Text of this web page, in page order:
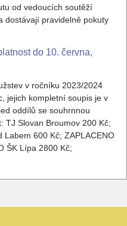
od vedoucích soutěží
dostávají pravidelně pokuty
do 10. června,
v ročníku 2023/2024
jejich kompletní soupis je v
oddílů se souhrnnou
TJ Slovan Broumov 200 Kč;
Labem 600 Kč; ZAPLACENO
ŠK Lípa 2800 Kč;